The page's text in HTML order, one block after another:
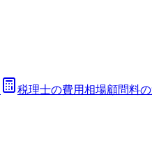
税理士の費用相場顧問料